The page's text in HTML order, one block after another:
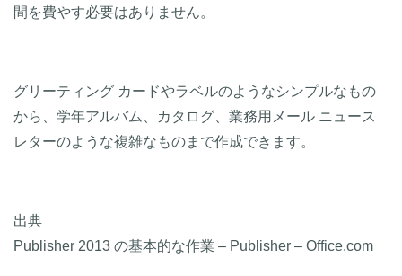
間を費やす必要はありません。
グリーティング カードやラベルのようなシンプルなもの
から、学年アルバム、カタログ、業務用メール ニュース
レターのような複雑なものまで作成できます。
出典
Publisher 2013 の基本的な作業 – Publisher – Office.com